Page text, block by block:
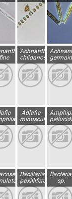
Achnanthes
chlidanos
Adlafia
minuscula
Bacillaria
paxillifera
sp.